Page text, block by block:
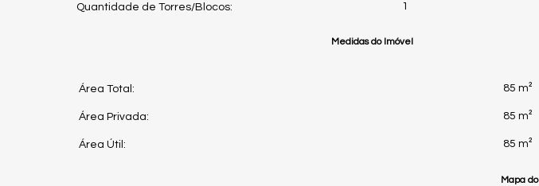
Quantidade de Torres/Blocos: 1
Medidas do Imóvel
Área Total: 85 m²
Área Privada: 85 m²
Área Útil: 85 m²
Mapa